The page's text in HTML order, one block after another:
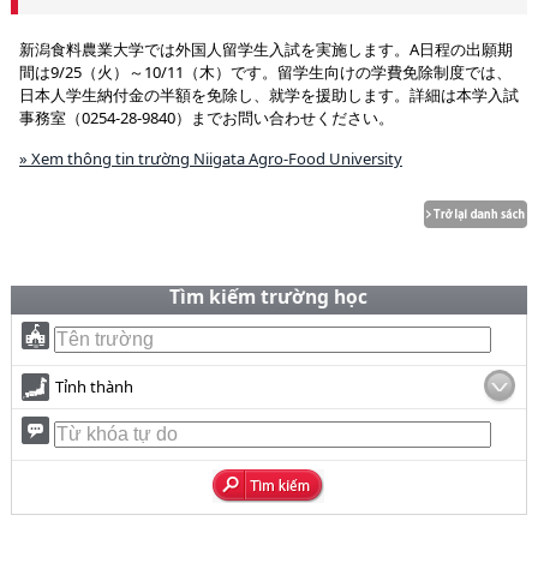
新潟食料農業大学では外国人留学生入試を実施します。A日程の出願期
間は9/25（火）～10/11（木）です。留学生向けの学費免除制度では、
日本人学生納付金の半額を免除し、就学を援助します。詳細は本学入試
事務室（0254-28-9840）までお問い合わせください。
» Xem thông tin trường Niigata Agro-Food University
Tìm kiếm trường học
Tỉnh thành